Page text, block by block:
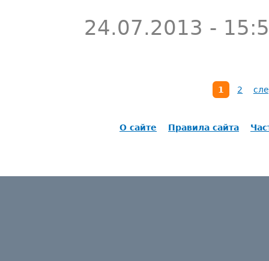
24.07.2013 -
1 2
О сайте Правила сайта